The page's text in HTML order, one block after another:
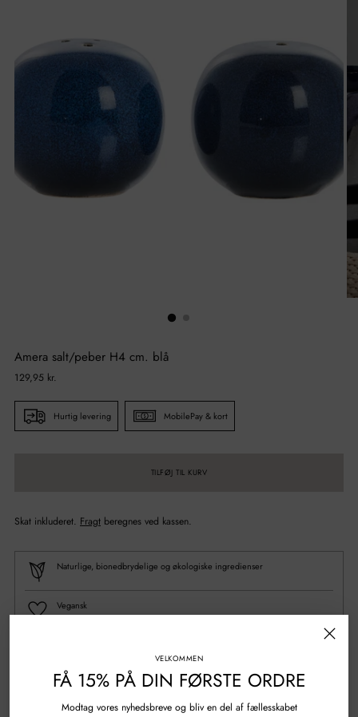
VELKOMMEN
FÅ 15% PÅ DIN FØRSTE ORDRE
Modtag vores nyhedsbreve og bliv en del af fællesskabet
Amera salt/peber H4 cm. blå
Normal
129,95 kr.
Hurtig levering MobilePay & kort
TILFØJ TIL KURV
Skat inkluderet. Fragt beregnes ved kassen.
Naturlige, bionedbrydelige og økologiske ingredienser
Vegansk
Spørgsmål?Skriv til os